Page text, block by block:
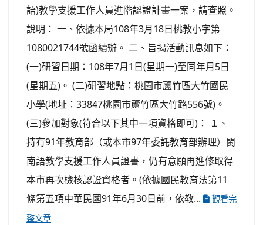
語)教學支援工作人員進階認證計畫一案，請查照。
說明： 一、依據本局108年3月18日桃教小字第
1080021744號函續辦。 二、旨揭活動訊息如下：
(一)研習日期：108年7月1日(星期一)至同年月5日
(星期五)。 (二)研習地點：桃園市蘆竹區大竹國民
小學(地址：33847桃園市蘆竹區大竹路556號)。
(三)參加對象(符合以下其中一項資格即可)： １、
持有91年教育部（或本市97年委託教育部辦理）閩
南語教學支援工作人員證書，仍有意願再進修取得
本市再次檢核認證資格者。(依據國民教育法第11
條第五項中華民國91年6月30日前，依教...
觀看完
整文章